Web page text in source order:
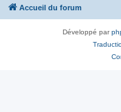
Accueil du forum
Développé par